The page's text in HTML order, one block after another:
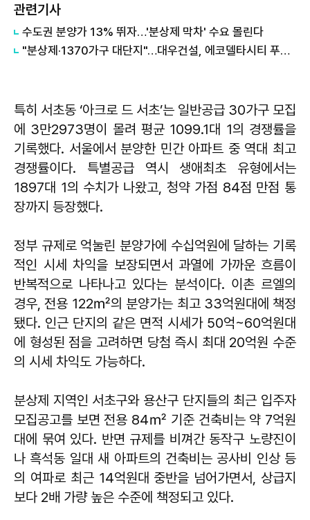
관련기사
수도권 분양가 13% 뛰자…'분상제 막차' 수요 몰린다
"분상제·1370가구 대단지"…대우건설, 에코델타시티 푸르지오 트레파크 분양
특히 서초동 ‘아크로 드 서초’는 일반공급 30가구 모집
에 3만2973명이 몰려 평균 1099.1대 1의 경쟁률을
기록했다. 서울에서 분양한 민간 아파트 중 역대 최고
경쟁률이다. 특별공급 역시 생애최초 유형에서는
1897대 1의 수치가 나왔고, 청약 가점 84점 만점 통
장까지 등장했다.
정부 규제로 억눌린 분양가에 수십억원에 달하는 기록
적인 시세 차익을 보장되면서 과열에 가까운 흐름이
반복적으로 나타나고 있다는 분석이다. 이촌 르엘의
경우, 전용 122㎡의 분양가는 최고 33억원대에 책정
됐다. 인근 단지의 같은 면적 시세가 50억~60억원대
에 형성된 점을 고려하면 당첨 즉시 최대 20억원 수준
의 시세 차익도 가능하다.
분상제 지역인 서초구와 용산구 단지들의 최근 입주자
모집공고를 보면 전용 84㎡ 기준 건축비는 약 7억원
대에 묶여 있다. 반면 규제를 비껴간 동작구 노량진이
나 흑석동 일대 새 아파트의 건축비는 공사비 인상 등
의 여파로 최근 14억원대 중반을 넘어가면서, 상급지
보다 2배 가량 높은 수준에 책정되고 있다.